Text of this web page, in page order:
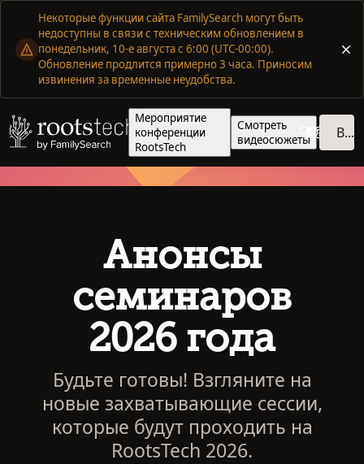
Некоторые функции сайта FamilySearch могут быть
недоступны в связи с техническим обновлением в
понедельник, 10-е августа с 6:00 (UTC-00:00).
Обновление продлится примерно 3 часа. Приносим
извинения за временные неудобства.
Мероприятие
конференции
RootsTech
Смотреть
видеосюжеты
Войти
Анонсы
семинаров
2026 года
Будьте готовы! Взгляните на
новые захватывающие сессии,
которые будут проходить на
RootsTech 2026.